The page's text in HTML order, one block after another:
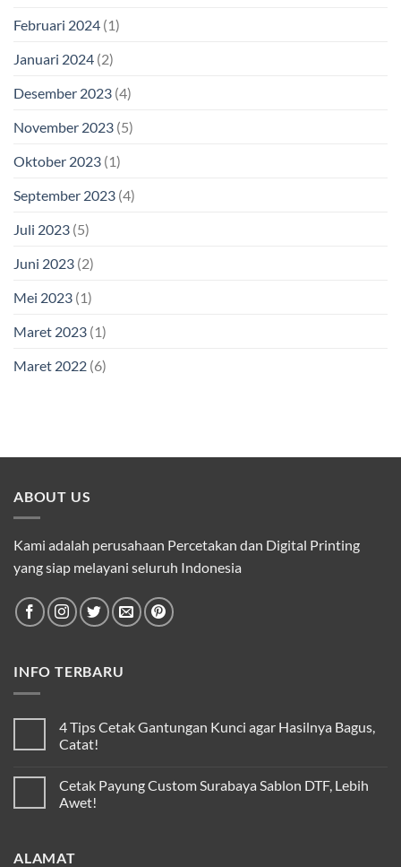
Februari 2024 (1)
Januari 2024 (2)
Desember 2023 (4)
November 2023 (5)
Oktober 2023 (1)
September 2023 (4)
Juli 2023 (5)
Juni 2023 (2)
Mei 2023 (1)
Maret 2023 (1)
Maret 2022 (6)
ABOUT US
Kami adalah perusahaan Percetakan dan Digital Printing
yang siap melayani seluruh Indonesia
INFO TERBARU
4 Tips Cetak Gantungan Kunci agar Hasilnya Bagus,
Catat!
Cetak Payung Custom Surabaya Sablon DTF, Lebih
Awet!
ALAMAT